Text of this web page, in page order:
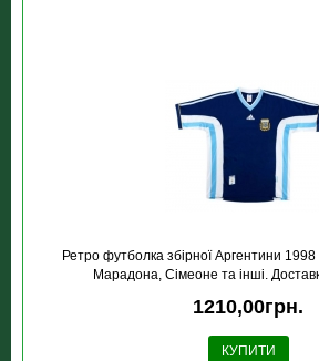
Ретро футболка збірної Аргентини 1998
Марадона, Сімеоне та інші.
1210,00грн.
КУПИТИ